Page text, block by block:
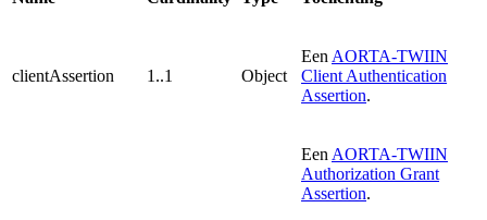
clientAssertion 1..1 Object
Een AORTA-TWIIN
Client Authentication
Assertion.
Een AORTA-TWIIN
Authorization Grant
Assertion.